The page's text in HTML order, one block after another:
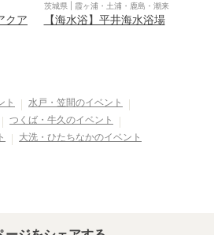
クア
茨城県| 霞ヶ浦・土浦・鹿島・潮来
【海水浴】平井海水浴場
ト 水戸・笠間のイベント
つくば・牛久のイベント
大洗・ひたちなかのイベント